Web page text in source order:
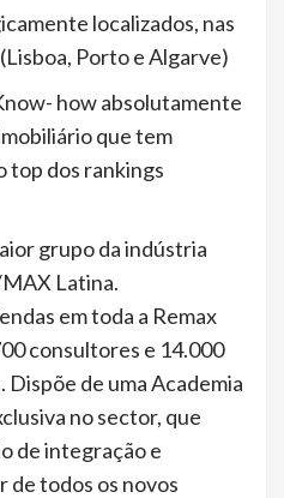
localizados, nas
Porto e Algarve)
how absolutamente
que tem
top dos rankings
grupo da indústria
Latina.
em toda a Remax
consultores e 14.000
de uma Academia
no sector, que
de integração e
de todos os novos